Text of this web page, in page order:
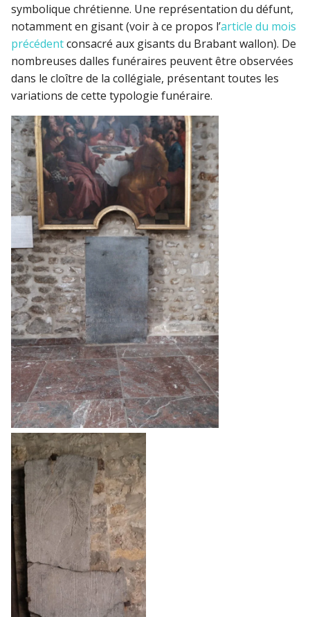
symbolique chrétienne. Une représentation du défunt,
notamment en gisant (voir à ce propos l’article du mois
précédentconsacré aux gisants du Brabant wallon). De
nombreuses dalles funéraires peuvent être observées
dans le cloître de la collégiale, présentant toutes les
variations de cette typologie funéraire.